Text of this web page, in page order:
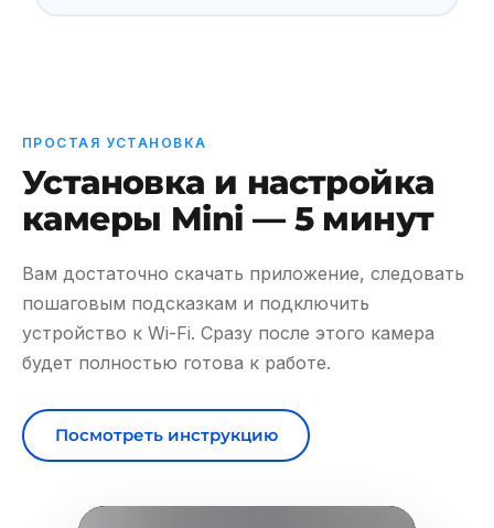
ПРОСТАЯ УСТАНОВКА
Установка и настройка
камеры Mini — 5 минут
Вам достаточно скачать приложение, следовать
пошаговым подсказкам и подключить
устройство к Wi-Fi. Сразу после этого камера
будет полностью готова к работе.
Посмотреть инструкцию